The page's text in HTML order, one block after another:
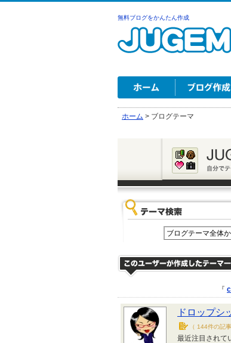
無料ブログをかんたん作成
ホーム > ブログテーマ
『
ドロップシ
（ 144件の記事
最近注目されて